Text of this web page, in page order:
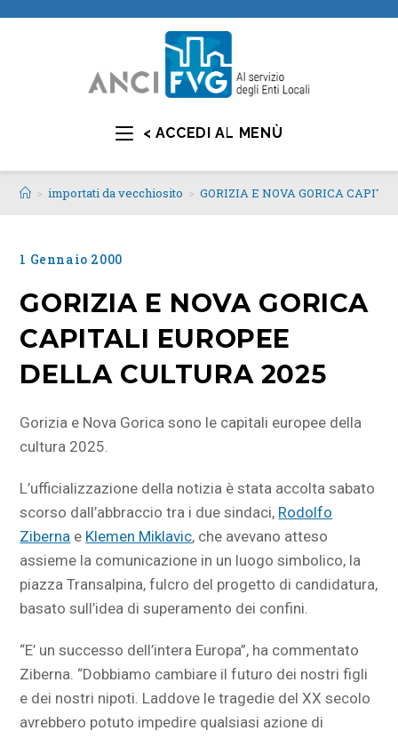
< ACCEDI AL MENÙ
> importati da vecchiosito > GORIZIA E NOVA GORICA
1 Gennaio 2000
GORIZIA E NOVA GORICA
CAPITALI EUROPEE
DELLA CULTURA 2025
Gorizia e Nova Gorica sono le capitali europee della
cultura 2025.
L’ufficializzazione della notizia è stata accolta sabato
scorso dall’abbraccio tra i due sindaci, Rodolfo
Ziberna e Klemen Miklavic, che avevano atteso
assieme la comunicazione in un luogo simbolico, la
piazza Transalpina, fulcro del progetto di candidatura,
basato sull’idea di superamento dei confini.
“E’ un successo dell’intera Europa”, ha commentato
Ziberna. “Dobbiamo cambiare il futuro dei nostri figli
e dei nostri nipoti. Laddove le tragedie del XX secolo
avrebbero potuto impedire qualsiasi azione di